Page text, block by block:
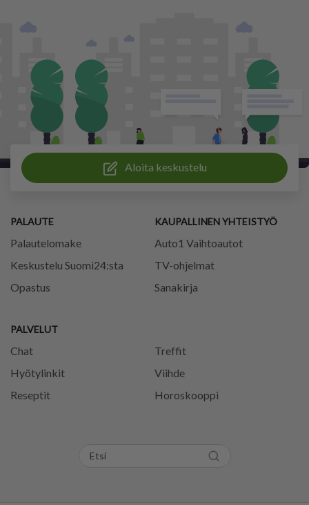
Aloita keskustelu
PALAUTE
Palautelomake
Keskustelu Suomi24:sta
Opastus
PALVELUT
Chat
Treffit
Hyötylinkit
Viihde
Reseptit
Horoskooppi
KAUPALLINEN YHTEISTYÖ
Auto1 Vaihtoautot
TV-ohjelmat
Sanakirja